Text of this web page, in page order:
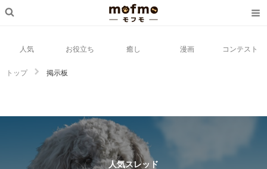
人気 お役立ち 癒し 漫画 コンテスト
トップ 掲示板
人気スレッド